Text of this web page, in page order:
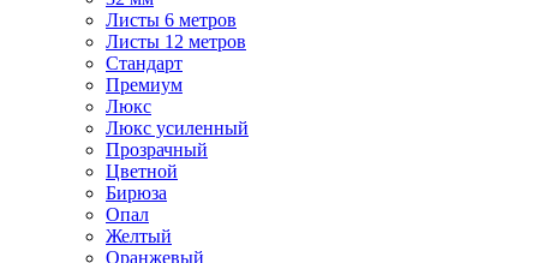
Листы 6 метров
Листы 12 метров
Стандарт
Премиум
Люкс
Люкс усиленный
Прозрачный
Цветной
Бирюза
Опал
Желтый
Оранжевый